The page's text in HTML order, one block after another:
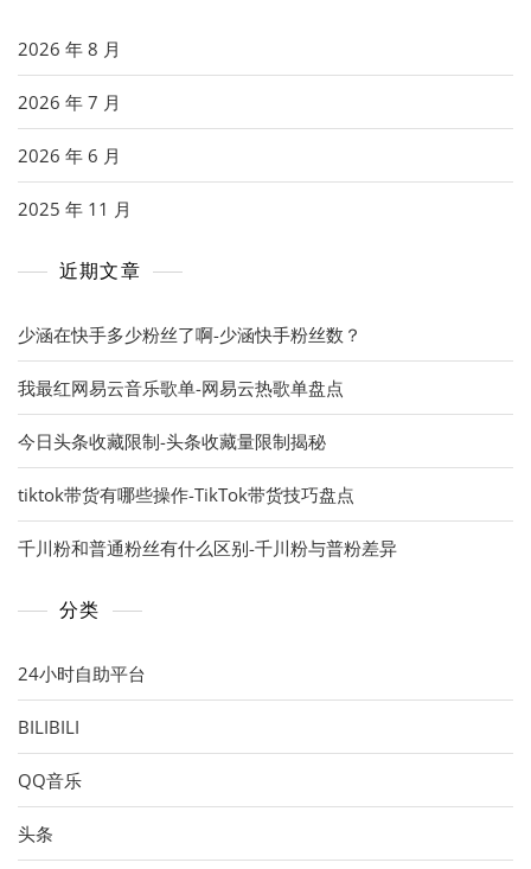
2026 年 8 月
2026 年 7 月
2026 年 6 月
2025 年 11 月
近期文章
少涵在快手多少粉丝了啊-少涵快手粉丝数？
我最红网易云音乐歌单-网易云热歌单盘点
今日头条收藏限制-头条收藏量限制揭秘
tiktok带货有哪些操作-TikTok带货技巧盘点
千川粉和普通粉丝有什么区别-千川粉与普粉差异
分类
24小时自助平台
BILIBILI
QQ音乐
头条